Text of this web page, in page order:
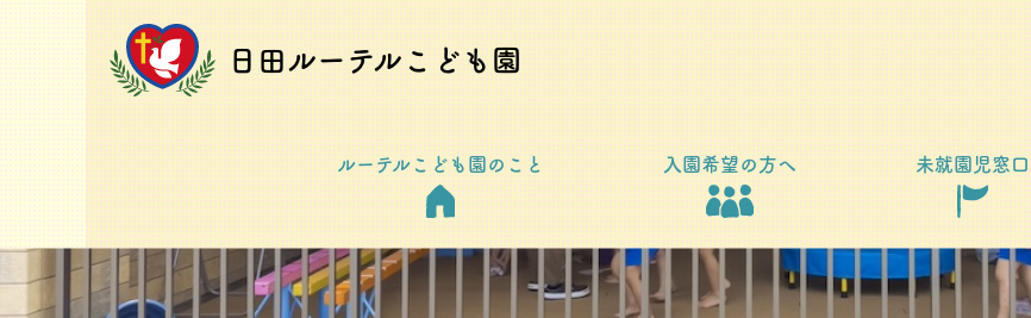
日田ルーテルこども園
ルーテルこども園のこと 入園希望の方へ 未就園児窓口